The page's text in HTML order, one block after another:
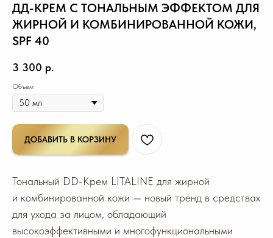
ДД-КРЕМ С ТОНАЛЬНЫМ ЭФФЕКТОМ ДЛЯ
ЖИРНОЙ И КОМБИНИРОВАННОЙ КОЖИ,
SPF 40
3 300 р.
Объем
ДОБАВИТЬ В КОРЗИНУ
Тональный DD-Крем LITALINE для жирной
и комбинированной кожи — новый тренд в средствах
для ухода за лицом, обладающий
высокоэффективными и многофункциональными